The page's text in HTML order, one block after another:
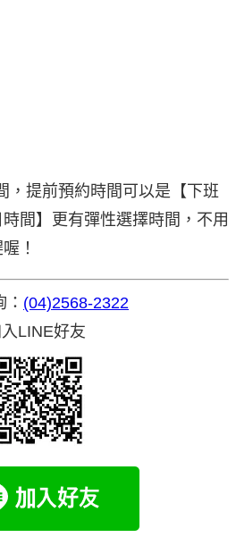
，提前預約時間可以是【下班
間】更有彈性選擇時間，不用
！
(04)2568-2322
LINE好友